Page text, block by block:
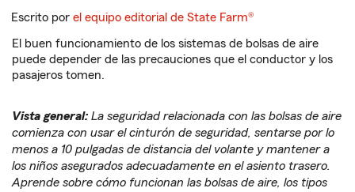
Escrito porel equipo editorial de State Farm®
El buen funcionamiento de los sistemas de bolsas de aire
puede depender de las precauciones que el conductor y los
pasajeros tomen.
Vista general: La seguridad relacionada con las bolsas de aire
comienza con usar el cinturón de seguridad, sentarse por lo
menos a 10 pulgadas de distancia del volante y mantener a
los niños asegurados adecuadamente en el asiento trasero.
Aprende sobre cómo funcionan las bolsas de aire, los tipos